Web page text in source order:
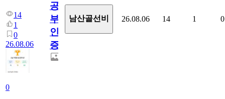
14
1
0
26.08.06
0
공
부
인
증
남산골선비 26.08.06 14 1 0